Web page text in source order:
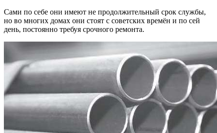
Сами по себе они имеют не продолжительный срок службы,
но во многих домах они стоят с советских времён и по сей
день, постоянно требуя срочного ремонта.